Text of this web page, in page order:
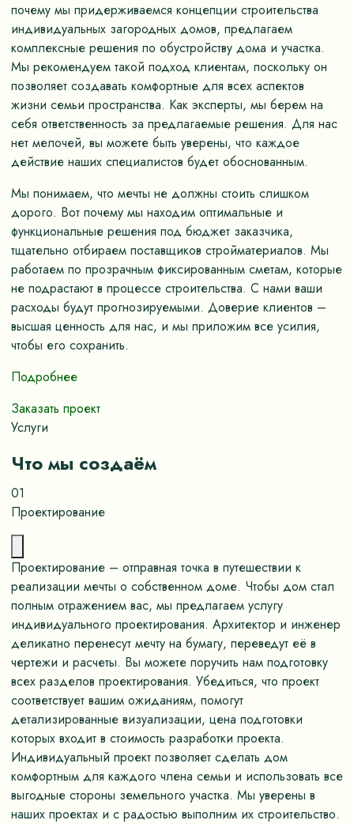
почему мы придерживаемся концепции строительства
индивидуальных загородных домов, предлагаем
комплексные решения по обустройству дома и участка.
Мы рекомендуем такой подход клиентам, поскольку он
позволяет создавать комфортные для всех аспектов
жизни семьи пространства. Как эксперты, мы берем на
себя ответственность за предлагаемые решения. Для нас
нет мелочей, вы можете быть уверены, что каждое
действие наших специалистов будет обоснованным.
Мы понимаем, что мечты не должны стоить слишком
дорого. Вот почему мы находим оптимальные и
функциональные решения под бюджет заказчика,
тщательно отбираем поставщиков стройматериалов. Мы
работаем по прозрачным фиксированным сметам, которые
не подрастают в процессе строительства. С нами ваши
расходы будут прогнозируемыми. Доверие клиентов –
высшая ценность для нас, и мы приложим все усилия,
чтобы его сохранить.
Подробнее
Заказать проект
Услуги
Что мы создаём
01
Проектирование
Проектирование – отправная точка в путешествии к
реализации мечты о собственном доме. Чтобы дом стал
полным отражением вас, мы предлагаем услугу
индивидуального проектирования. Архитектор и инженер
деликатно перенесут мечту на бумагу, переведут её в
чертежи и расчеты. Вы можете поручить нам подготовку
всех разделов проектирования. Убедиться, что проект
соответствует вашим ожиданиям, помогут
детализированные визуализации, цена подготовки
которых входит в стоимость разработки проекта.
Индивидуальный проект позволяет сделать дом
комфортным для каждого члена семьи и использовать все
выгодные стороны земельного участка. Мы уверены в
наших проектах и с радостью выполним их строительство.